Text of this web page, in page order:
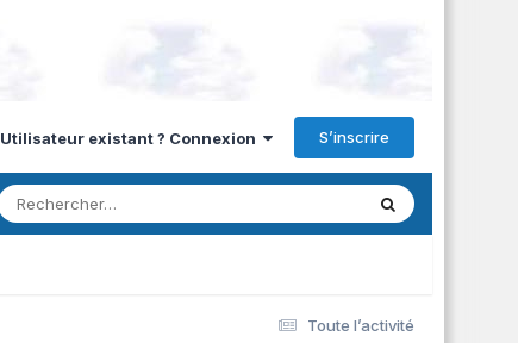
Utilisateur existant ? Connexion S’inscrire
Toute l’activité